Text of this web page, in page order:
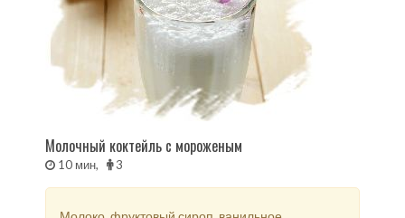
Молочный коктейль с мороженым
10 мин, 3